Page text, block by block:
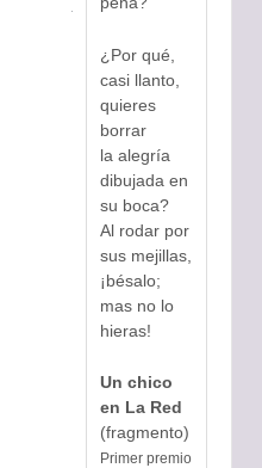
¿Por qué,
casi llanto,
quieres
borrar
la alegría
dibujada en
su boca?
Al rodar por
sus mejillas,
¡bésalo;
mas no lo
hieras!
Un chico
en La Red
(fragmento)
Primer premio